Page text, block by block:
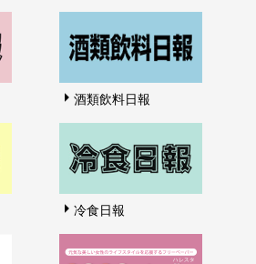
酒類飲料日報
冷食日報